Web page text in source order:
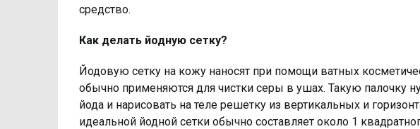
средство.
Как делать йодную сетку?
Йодовую сетку на кожу наносят при помощи ватных
обычно применяются для чистки серы в ушах. Такую палочку
йода и нарисовать на теле решетку из вертикальных и
идеальной йодной сетки обычно составляет около 1